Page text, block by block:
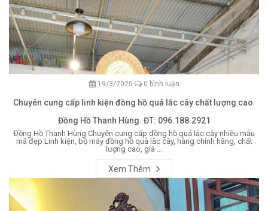
19/3/2025 0 bình luận
Chuyên cung cấp linh kiện đồng hồ quả lắc cây chất lượng cao.
Đồng Hồ Thanh Hùng. ĐT: 096.188.2921
Đồng Hồ Thanh Hùng Chuyên cung cấp đồng hồ quả lắc cây nhiều mẫu
mã đẹp Linh kiện, bộ máy đồng hồ quả lắc cây, hàng chính hãng, chất
lượng cao, giá ...
Xem Thêm